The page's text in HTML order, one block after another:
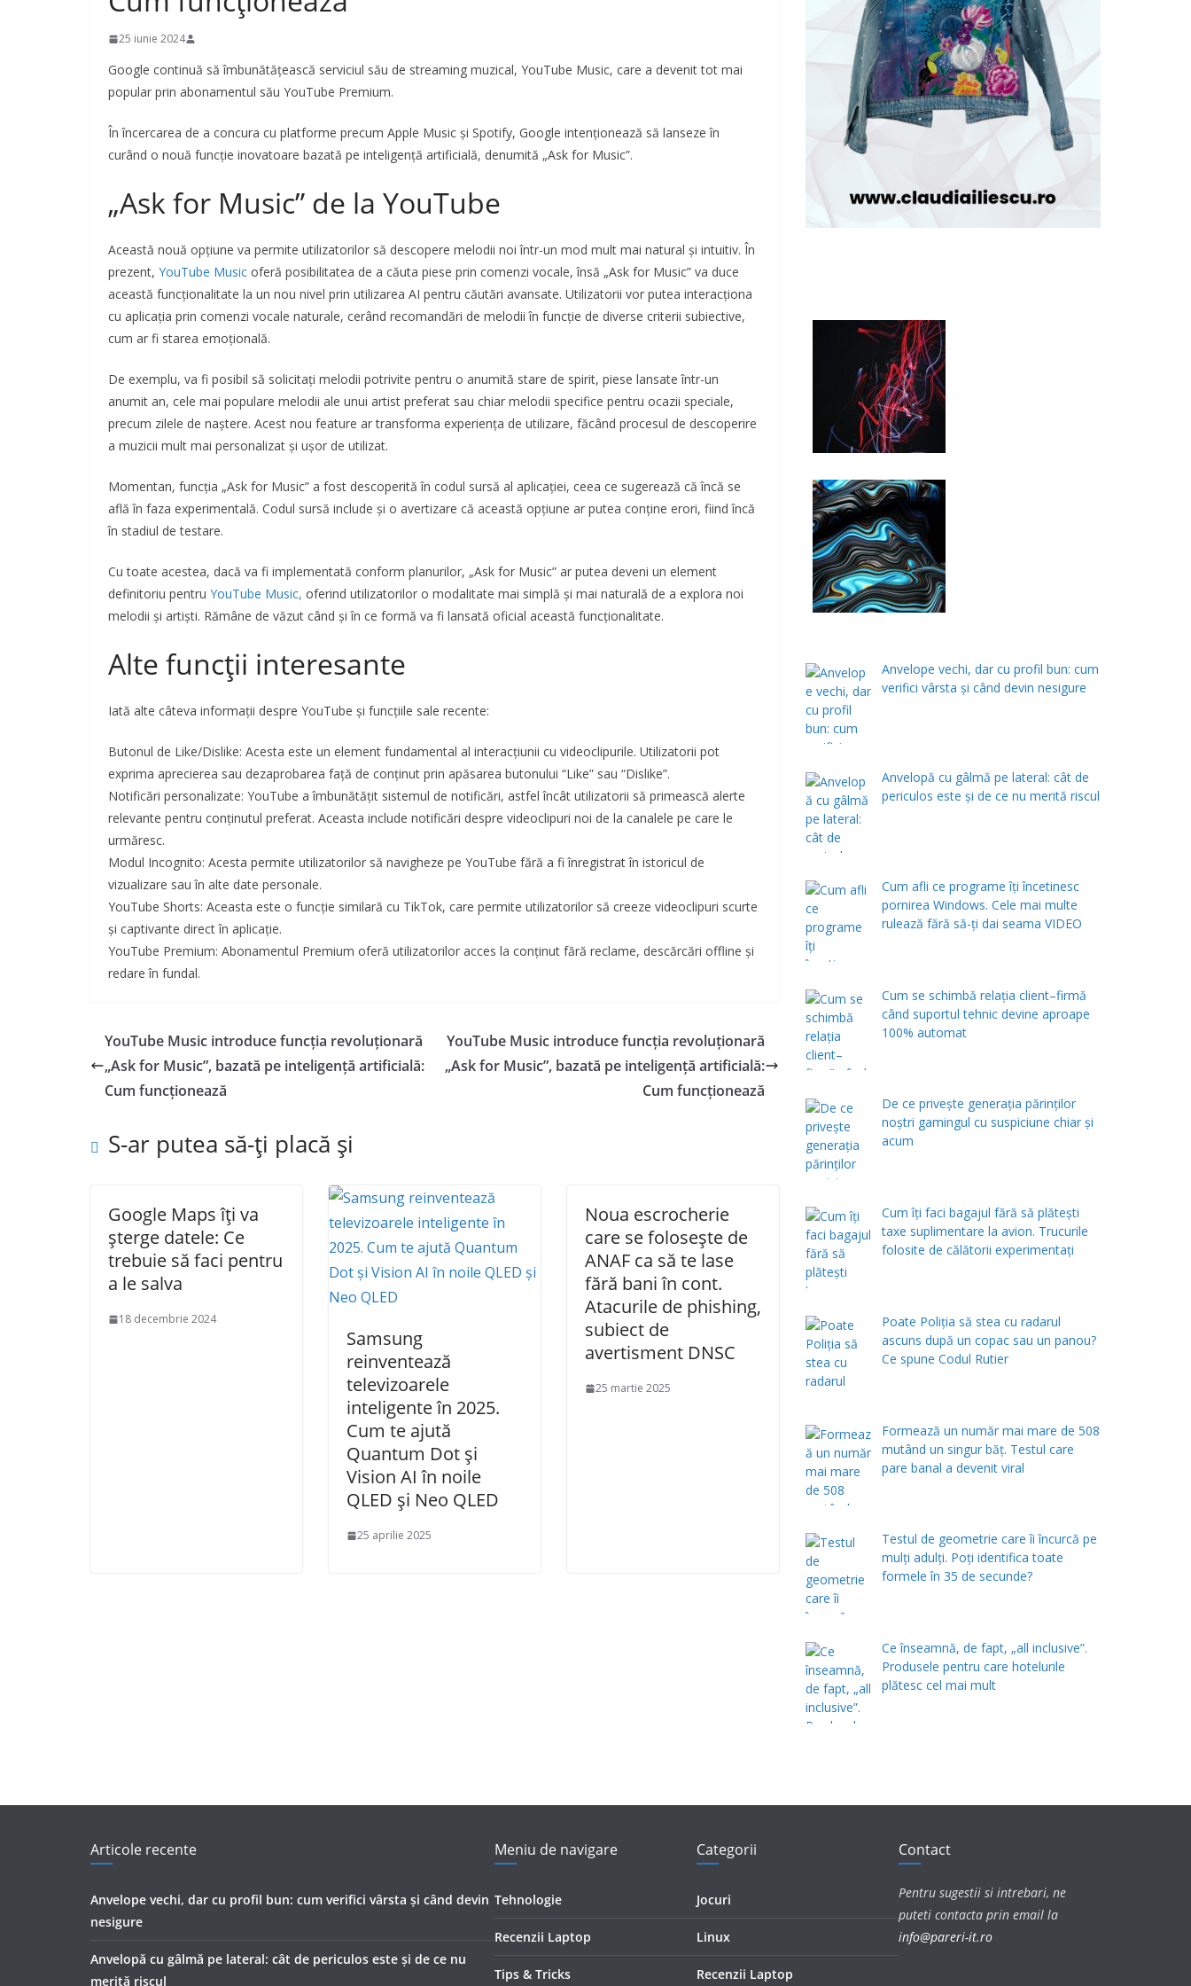
25 iunie 2024
Google continuă să îmbunătățească serviciul său de streaming muzical, YouTube Music, care a devenit tot mai
popular prin abonamentul său YouTube Premium.
În încercarea de a concura cu platforme precum Apple Music și Spotify, Google intenționează să lanseze în
curând o nouă funcție inovatoare bazată pe inteligență artificială, denumită „Ask for Music”.
„Ask for Music” de la YouTube
Această nouă opțiune va permite utilizatorilor să descopere melodii noi într-un mod mult mai natural și intuitiv. În
prezent, YouTube Music oferă posibilitatea de a căuta piese prin comenzi vocale, însă „Ask for Music” va duce
această funcționalitate la un nou nivel prin utilizarea AI pentru căutări avansate. Utilizatorii vor putea interacționa
cu aplicația prin comenzi vocale naturale, cerând recomandări de melodii în funcție de diverse criterii subiective,
cum ar fi starea emoțională.
De exemplu, va fi posibil să solicitați melodii potrivite pentru o anumită stare de spirit, piese lansate într-un
anumit an, cele mai populare melodii ale unui artist preferat sau chiar melodii specifice pentru ocazii speciale,
precum zilele de naștere. Acest nou feature ar transforma experiența de utilizare, făcând procesul de descoperire
a muzicii mult mai personalizat și ușor de utilizat.
Momentan, funcția „Ask for Music” a fost descoperită în codul sursă al aplicației, ceea ce sugerează că încă se
află în faza experimentală. Codul sursă include și o avertizare că această opțiune ar putea conține erori, fiind încă
în stadiul de testare.
Cu toate acestea, dacă va fi implementată conform planurilor, „Ask for Music” ar putea deveni un element
definitoriu pentru YouTube Music, oferind utilizatorilor o modalitate mai simplă și mai naturală de a explora noi
melodii și artiști. Rămâne de văzut când și în ce formă va fi lansată oficial această funcționalitate.
Alte funcții interesante
Iată alte câteva informații despre YouTube și funcțiile sale recente:
Butonul de Like/Dislike: Acesta este un element fundamental al interacțiunii cu videoclipurile. Utilizatorii pot
exprima aprecierea sau dezaprobarea față de conținut prin apăsarea butonului “Like” sau “Dislike”.
Notificări personalizate: YouTube a îmbunătățit sistemul de notificări, astfel încât utilizatorii să primească alerte
relevante pentru conținutul preferat. Aceasta include notificări despre videoclipuri noi de la canalele pe care le
urmăresc.
Modul Incognito: Acesta permite utilizatorilor să navigheze pe YouTube fără a fi înregistrat în istoricul de
vizualizare sau în alte date personale.
YouTube Shorts: Aceasta este o funcție similară cu TikTok, care permite utilizatorilor să creeze videoclipuri scurte
și captivante direct în aplicație.
YouTube Premium: Abonamentul Premium oferă utilizatorilor acces la conținut fără reclame, descărcări offline și
redare în fundal.
YouTube Music introduce funcția revoluționară
„Ask for Music”, bazată pe inteligență artificială:
Cum funcționează
YouTube Music introduce funcția revoluționară
„Ask for Music”, bazată pe inteligență artificială:
Cum funcționează
S-ar putea să-ți placă și
Google Maps îți va
șterge datele: Ce
trebuie să faci pentru
a le salva
18 decembrie 2024
Samsung
reinventează
televizoarele
inteligente în 2025.
Cum te ajută
Quantum Dot și
Vision AI în noile
QLED și Neo QLED
25 aprilie 2025
Noua escrocherie
care se folosește de
ANAF ca să te lase
fără bani în cont.
Atacurile de phishing,
subiect de
avertisment DNSC
25 martie 2025
Anvelope vechi, dar cu profil bun: cum
verifici vârsta și când devin nesigure
Anvelopă cu gâlmă pe lateral: cât de
periculos este și de ce nu merită riscul
Cum afli ce programe îți încetinesc
pornirea Windows. Cele mai multe
rulează fără să-ți dai seama VIDEO
Cum se schimbă relația client–firmă
când suportul tehnic devine aproape
100% automat
De ce privește generația părinților
noștri gamingul cu suspiciune chiar și
acum
Cum îți faci bagajul fără să plătești
taxe suplimentare la avion. Trucurile
folosite de călătorii experimentați
Poate Poliția să stea cu radarul
ascuns după un copac sau un panou?
Ce spune Codul Rutier
Formează un număr mai mare de 508
mutând un singur băț. Testul care
pare banal a devenit viral
Testul de geometrie care îi încurcă pe
mulți adulți. Poți identifica toate
formele în 35 de secunde?
Ce înseamnă, de fapt, „all inclusive”.
Produsele pentru care hotelurile
plătesc cel mai mult
Articole recente
Anvelope vechi, dar cu profil bun: cum verifici vârsta și când devin
nesigure
Anvelopă cu gâlmă pe lateral: cât de periculos este și de ce nu
merită riscul
Meniu de navigare
Tehnologie
Recenzii Laptop
Tips & Tricks
Categorii
Jocuri
Linux
Recenzii Laptop
Contact
Pentru sugestii si intrebari, ne
puteti contacta prin email la
info@pareri-it.ro